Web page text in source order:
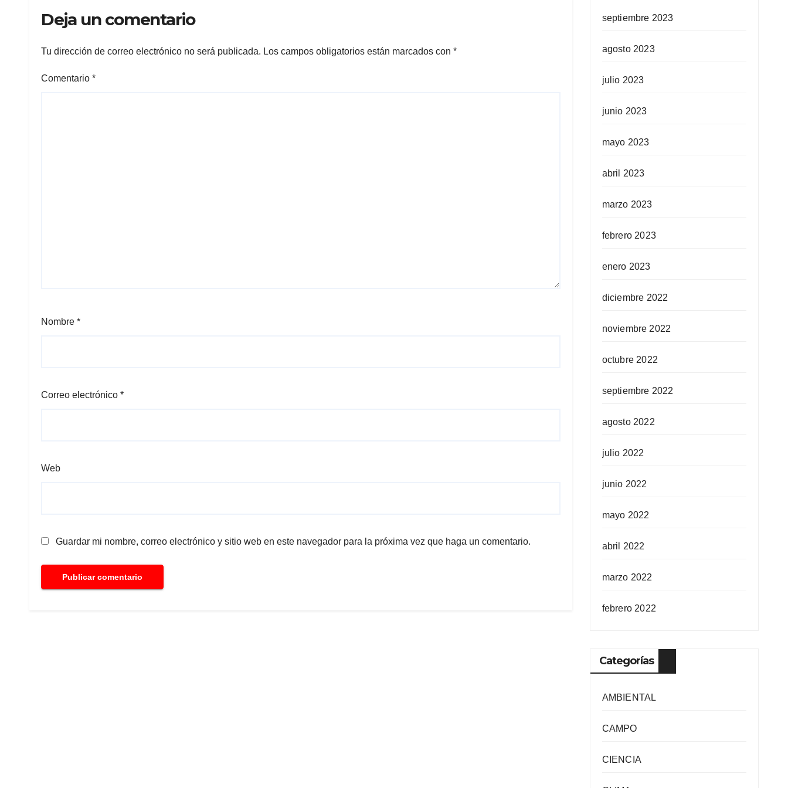
Deja un comentario
Tu dirección de correo electrónico no será publicada. Los campos obligatorios están marcados con *
Comentario *
Nombre *
Correo electrónico *
Web
Guardar mi nombre, correo electrónico y sitio web en este navegador para la próxima vez que haga un comentario.
septiembre 2023
agosto 2023
julio 2023
junio 2023
mayo 2023
abril 2023
marzo 2023
febrero 2023
enero 2023
diciembre 2022
noviembre 2022
octubre 2022
septiembre 2022
agosto 2022
julio 2022
junio 2022
mayo 2022
abril 2022
marzo 2022
febrero 2022
Categorías
AMBIENTAL
CAMPO
CIENCIA